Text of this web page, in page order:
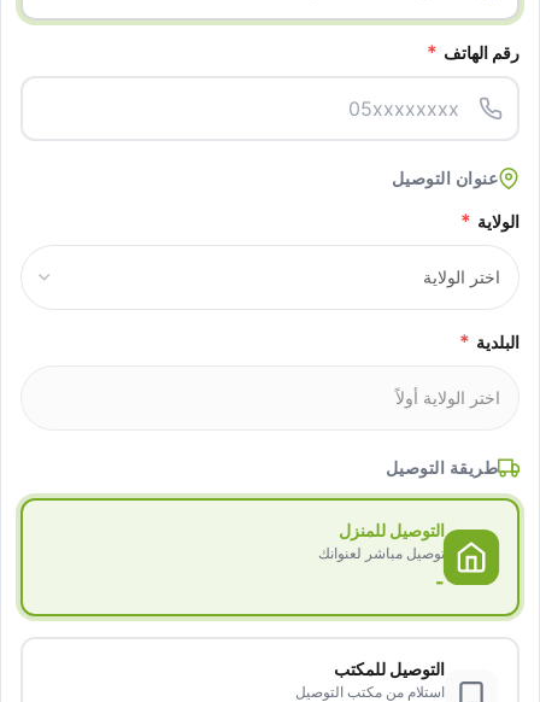
رقم الهاتف *
عنوان التوصيل
الولاية *
البلدية *
طريقة التوصيل
التوصيل للمنزل
توصيل مباشر لعنوانك
-
التوصيل للمكتب
استلام من مكتب التوصيل